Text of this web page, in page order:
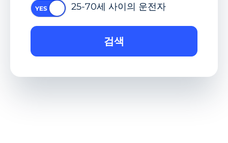
25-70세 사이의 운전자
검색